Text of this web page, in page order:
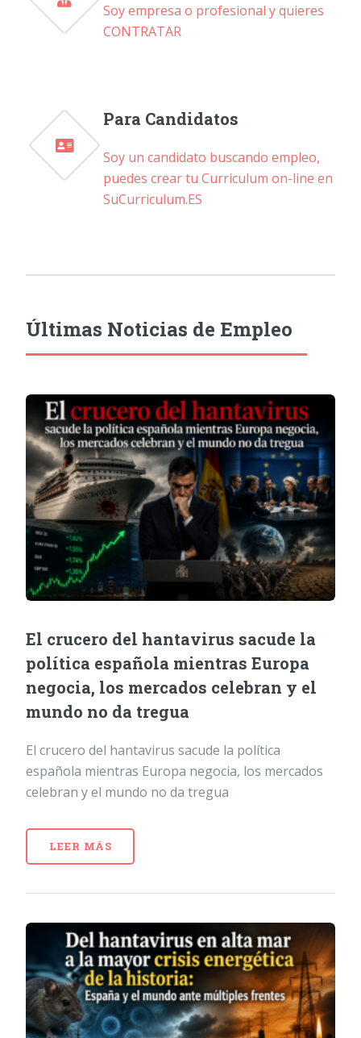
Soy empresa o profesional y quieres
CONTRATAR
Para Candidatos
Soy un candidato buscando empleo,
puedes crear tu Curriculum on-line en
SuCurriculum.ES
Últimas Noticias de Empleo
El crucero del hantavirus sacude la
política española mientras Europa
negocia, los mercados celebran y el
mundo no da tregua
El crucero del hantavirus sacude la política
española mientras Europa negocia, los mercados
celebran y el mundo no da tregua
LEER MÁS